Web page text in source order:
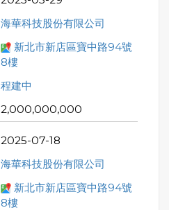
海華科技股份有限公司
新北市新店區寶中路94號
8樓
程建中
2,000,000,000
2025-07-18
海華科技股份有限公司
新北市新店區寶中路94號
8樓